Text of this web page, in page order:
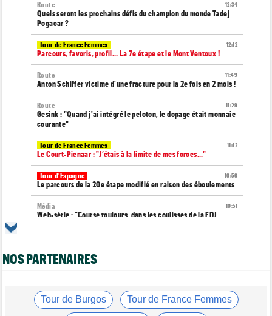
12:34
Route
Quels seront les prochains défis du champion du monde Tadej
Pogacar ?
12:12
Tour de France Femmes
Parcours, favoris, profil… La 7e étape et le Mont Ventoux !
11:49
Route
Anton Schiffer victime d'une fracture pour la 2e fois en 2 mois !
11:29
Route
Gesink : "Quand j'ai intégré le peloton, le dopage était monnaie
courante"
11:12
Tour de France Femmes
Le Court-Pienaar : "J’étais à la limite de mes forces..."
10:56
Tour d'Espagne
Le parcours de la 20e étape modifié en raison des éboulements
10:51
Média
Web-série : "Course toujours, dans les coulisses de la FDJ
Émilien Jacquelin va effectuer ses débuts sur la Polynormande,
le 16 août !
Soudal Quick-Step a recruté un talentueux sprinteur allemand
de 24 ans
NOS PARTENAIRES
Tour de Burgos Tour de France Femmes